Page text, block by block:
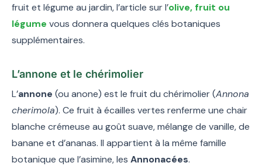
fruit et légume au jardin, l’article sur l’olive, fruit ou
légume vous donnera quelques clés botaniques
supplémentaires.
L’annone et le chérimolier
L’annone (ou anone) est le fruit du chérimolier (Annona
cherimola). Ce fruit à écailles vertes renferme une chair
blanche crémeuse au goût suave, mélange de vanille, de
banane et d’ananas. Il appartient à la même famille
botanique que l’asimine, les Annonacées.